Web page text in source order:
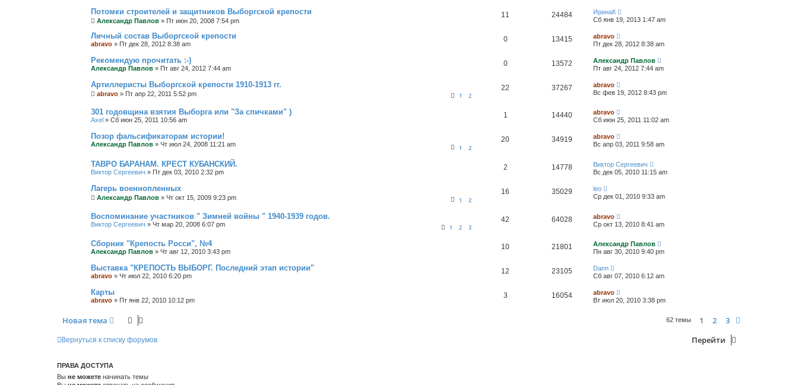
Потомки строителей и защитников Выборгской крепости
Александр Павлов » Пт июн 20, 2008 7:54 pm
11 24484
ИринаК
Сб янв 19, 2013 1:47 am
Личный состав Выборгской крепости
abravo » Пт дек 28, 2012 8:38 am
0 13415
abravo
Пт дек 28, 2012 8:38 am
Рекомендую прочитать :-)
Александр Павлов » Пт авг 24, 2012 7:44 am
0 13572
Александр Павлов
Пт авг 24, 2012 7:44 am
Артиллеристы Выборгской крепости 1910-1913 гг.
abravo » Пт апр 22, 2011 5:52 pm 1 2
22 37267
abravo
Вс фев 19, 2012 8:43 pm
301 годовщина взятия Выборга или "За спичками" )
Axel » Сб июн 25, 2011 10:56 am
1 14440
abravo
Сб июн 25, 2011 11:02 am
Позор фальсификаторам истории!
Александр Павлов » Чт июл 24, 2008 11:21 am 1 2
20 34919
abravo
Вс апр 03, 2011 9:58 am
ТАВРО БАРАНАМ. КРЕСТ КУБАНСКИЙ.
Виктор Сергеевич » Пт дек 03, 2010 2:32 pm
2 14778
Виктор Сергеевич
Вс дек 05, 2010 11:15 am
Лагерь военнопленных
Александр Павлов » Чт окт 15, 2009 9:23 pm 1 2
16 35029
leo
Ср дек 01, 2010 9:33 am
Воспоминание участников " Зимней войны " 1940-1939 годов.
Виктор Сергеевич » Чт мар 20, 2008 6:07 pm 1 2 3
42 64028
abravo
Ср окт 13, 2010 8:41 am
Сборник "Крепость Росси", №4
Александр Павлов » Чт авг 12, 2010 3:43 pm
10 21801
Александр Павлов
Пн авг 30, 2010 9:40 pm
Выставка "КРЕПОСТЬ ВЫБОРГ. Последний этап истории"
abravo » Чт июл 22, 2010 6:20 pm
12 23105
Dann
Сб авг 07, 2010 6:12 am
Карты
abravo » Пт янв 22, 2010 10:12 pm
3 16054
abravo
Вт июл 20, 2010 3:38 pm
Новая тема 62 темы 1 2 3
Вернуться к списку форумов Перейти
ПРАВА ДОСТУПА
Вы не можете начинать темы